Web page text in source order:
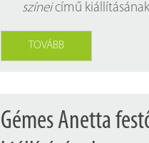
színeicímű
TOVÁBB
Gémes Anetta